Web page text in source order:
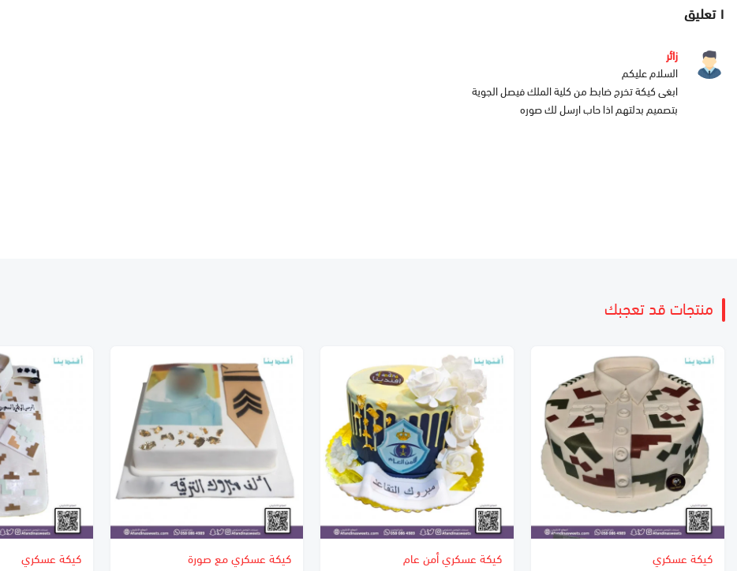
١ تعليق
زائر
السلام عليكم
ابغى كيكة تخرج ضابط من كلية الملك فيصل الجوية
بتصميم بدلتهم اذا حاب ارسل لك صوره
منتجات قد تعجبك
كيكة عسكري
كيكة عسكري أمن عام
كيكة عسكري مع صورة
كيكة عسكري